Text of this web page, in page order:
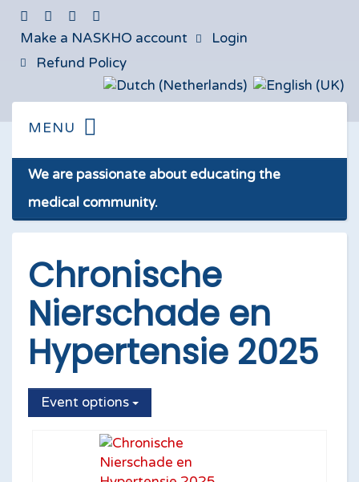
Make a NASKHO account
Login
Refund Policy
We are passionate about educating the
medical community.
Chronische
Nierschade en
Hypertensie 2025
Event options